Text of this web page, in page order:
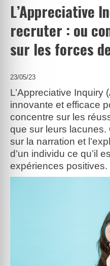
L’Appreciative
recruter : ou
sur les forces
23/05/23
L’Appreciative Inquiry
innovante et efficace
concentre sur les
que sur leurs
sur la narration et
d’un individu ce qu’il
expériences positives.